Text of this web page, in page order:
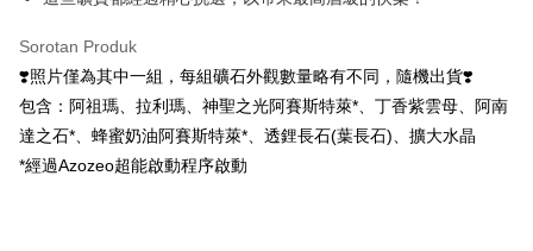
Easy Wallet
Pemindahan ATM
Pilihan Penghantaran
Sorotan Produk
❣️照片僅為其中一組，每組礦石外觀數量略有不同，隨機出貨❣️
包含：阿祖瑪、拉利瑪、神聖之光阿賽斯特萊*、丁香紫雲母、阿南
達之石*、蜂蜜奶油阿賽斯特萊*、透鋰長石(葉長石)、擴大水晶
*經過Azozeo超能啟動程序啟動